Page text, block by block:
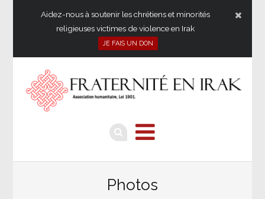
Aidez-nous à soutenir les chrétiens et minorités
religieuses victimes de violence en Irak
JE FAIS UN DON
Photos